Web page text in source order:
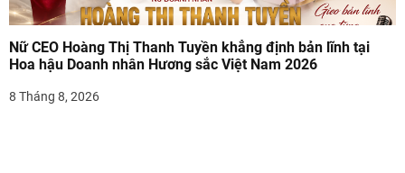
Nữ CEO Hoàng Thị Thanh Tuyền khẳng định bản lĩnh tại
Hoa hậu Doanh nhân Hương sắc Việt Nam 2026
8 Tháng 8, 2026